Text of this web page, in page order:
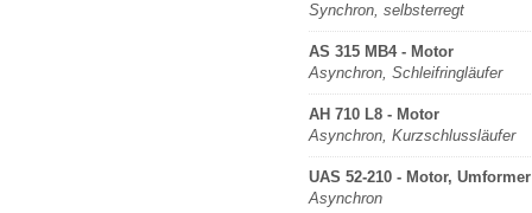
Synchron, selbsterregt
AS 315 MB4 - Motor
Asynchron, Schleifringläufer
AH 710 L8 - Motor
Asynchron, Kurzschlussläufer
UAS 52-210 - Motor, Umformer
Asynchron